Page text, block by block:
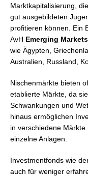
Marktkapitalisierung,
gut ausgebildeten
profitieren können. Ein
AvH Emerging Markets
wie Ägypten,
Australien, Russland,
Nischenmärkte bieten
etablierte Märkte, da
Schwankungen und
hinaus ermöglichen
in verschiedene
einzelne Anlagen.
Investmentfonds wie
auch für weniger